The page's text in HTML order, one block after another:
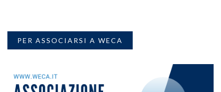
PER ASSOCIARSI A WECA